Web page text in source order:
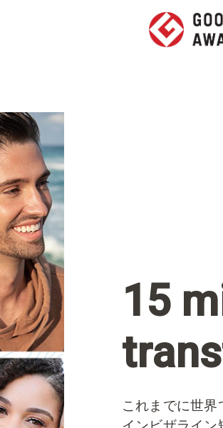
15
これまでに世